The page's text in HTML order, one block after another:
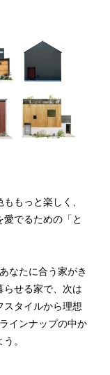
もっと​楽しく、​
でる​ための​「と
なたに​合う​家が​き
らせる​家で、​次は​
スタイルから​理想
インナップの​中か
。​